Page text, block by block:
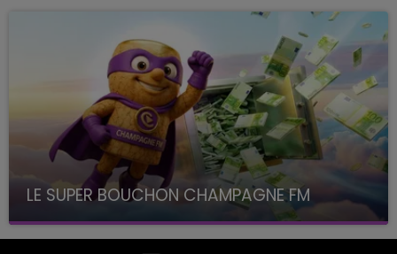
LE SUPER BOUCHON CHAMPAGNE FM
avec La Famille Champagne FM, à 8H10